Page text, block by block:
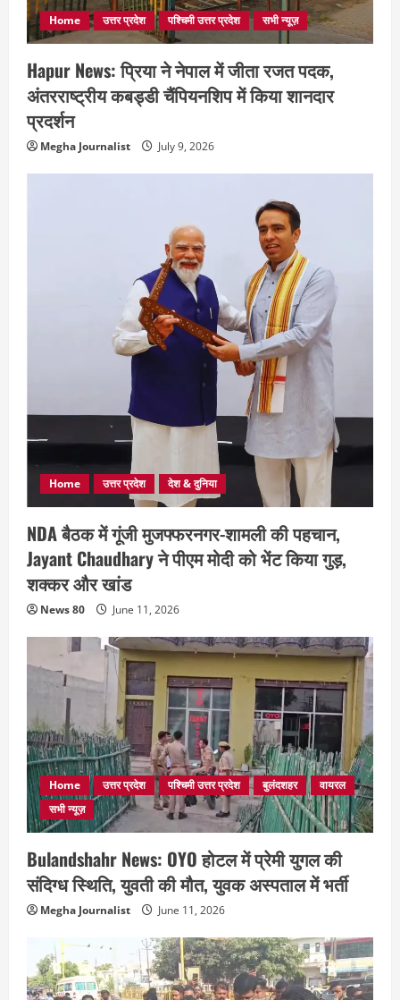
Home उत्तर प्रदेश पश्चिमी उत्तर प्रदेश सभी न्यूज़
Hapur News: प्रिया ने नेपाल में जीता रजत पदक,
अंतरराष्ट्रीय कबड्डी चैंपियनशिप में किया शानदार
प्रदर्शन
Megha Journalist July 9, 2026
Home उत्तर प्रदेश देश & दुनिया
NDA बैठक में गूंजी मुजफ्फरनगर-शामली की पहचान,
Jayant Chaudhary ने पीएम मोदी को भेंट किया गुड़,
शक्कर और खांड
News 80 June 11, 2026
Home उत्तर प्रदेश पश्चिमी उत्तर प्रदेश बुलंदशहर
वायरल
सभी न्यूज़
Bulandshahr News: OYO होटल में प्रेमी युगल की
संदिग्ध स्थिति, युवती की मौत, युवक अस्पताल में भर्ती
Megha Journalist June 11, 2026